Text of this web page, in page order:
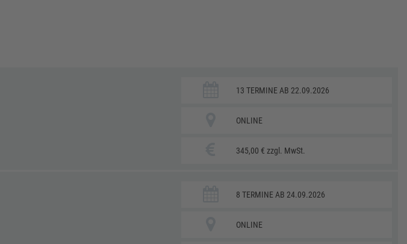
13 TERMINE AB 22.09.2026
ONLINE
345,00 € zzgl. MwSt.
8 TERMINE AB 24.09.2026
ONLINE